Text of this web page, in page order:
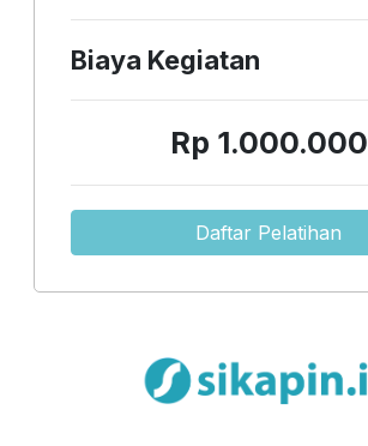
Biaya Kegiatan
Rp 1.000.000
Daftar Pelatihan